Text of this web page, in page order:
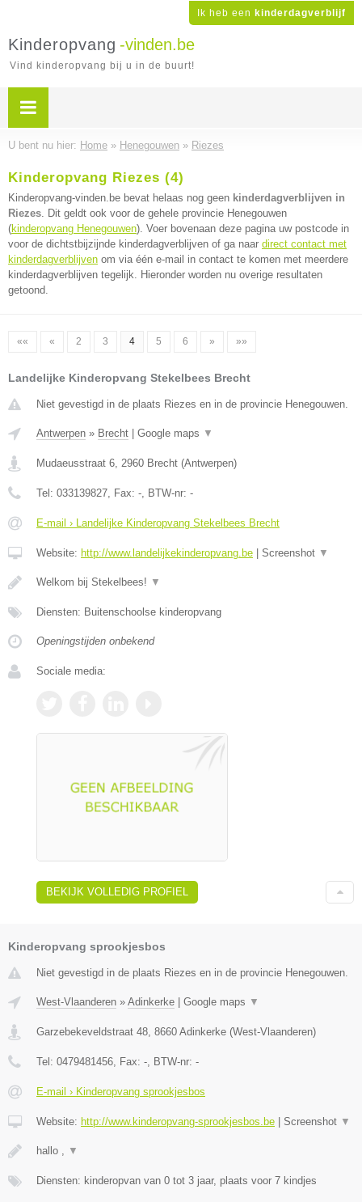
Ik heb een kinderdagverblijf
Kinderopvang -vinden.be
Vind kinderopvang bij u in de buurt!
U bent nu hier: Home » Henegouwen » Riezes
Kinderopvang Riezes (4)
Kinderopvang-vinden.be bevat helaas nog geen kinderdagverblijven in
Riezes. Dit geldt ook voor de gehele provincie Henegouwen
(kinderopvang Henegouwen). Voer bovenaan deze pagina uw postcode in
voor de dichtstbijzijnde kinderdagverblijven of ga naar direct contact met
kinderdagverblijven om via één e-mail in contact te komen met meerdere
kinderdagverblijven tegelijk. Hieronder worden nu overige resultaten
getoond.
«« « 2 3 4 5 6 » »»
Landelijke Kinderopvang Stekelbees Brecht
Niet gevestigd in de plaats Riezes en in de provincie Henegouwen.
Antwerpen » Brecht Google maps ▼
Mudaeusstraat 6, 2960 Brecht (Antwerpen)
Tel: 033139827, Fax: -, BTW-nr: -
E-mail › Landelijke Kinderopvang Stekelbees Brecht
Website: http://www.landelijkekinderopvang.be Screenshot ▼
Welkom bij Stekelbees! ▼
Diensten: Buitenschoolse kinderopvang
Openingstijden onbekend
Sociale media:
BEKIJK VOLLEDIG PROFIEL
Kinderopvang sprookjesbos
Niet gevestigd in de plaats Riezes en in de provincie Henegouwen.
West-Vlaanderen » Adinkerke | Google maps ▼
Garzebekeveldstraat 48 8660 Adinkerke (West-Vlaanderen)
Tel: 0479481456 , Fax: - , BTW-nr: -
E-mail › Kinderopvang sprookjesbos
Website: http://www.kinderopvang-sprookjesbos.be | Screenshot ▼
hallo , ▼
Diensten: kinderopvan van 0 tot 3 jaar, plaats voor 7 kindjes